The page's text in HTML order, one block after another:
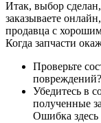
Итак, выбор
заказываете
продавца с
Когда запчасти
Проверьте
повреждений?
Убедитесь в
полученные
Ошибка здесь